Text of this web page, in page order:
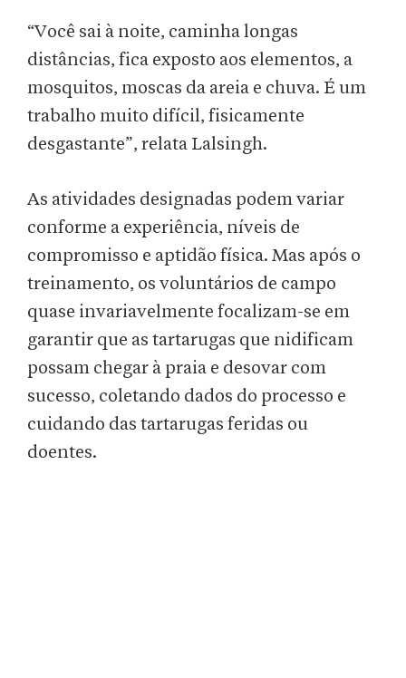
“Você sai à noite, caminha longas
distâncias, fica exposto aos elementos, a
mosquitos, moscas da areia e chuva. É um
trabalho muito difícil, fisicamente
desgastante”, relata Lalsingh.
As atividades designadas podem variar
conforme a experiência, níveis de
compromisso e aptidão física. Mas após o
treinamento, os voluntários de campo
quase invariavelmente focalizam-se em
garantir que as tartarugas que nidificam
possam chegar à praia e desovar com
sucesso, coletando dados do processo e
cuidando das tartarugas feridas ou
doentes.